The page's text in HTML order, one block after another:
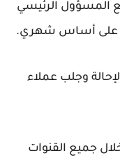
المسؤول الرئيسي
على أساس شهري.
وجلب عملاء
جميع القنوات